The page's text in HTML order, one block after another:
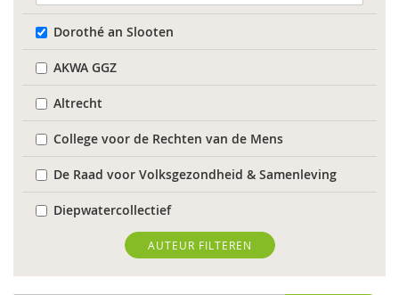
Dorothé an Slooten
AKWA GGZ
Altrecht
College voor de Rechten van de Mens
De Raad voor Volksgezondheid & Samenleving
Diepwatercollectief
Diverse
AUTEUR FILTEREN